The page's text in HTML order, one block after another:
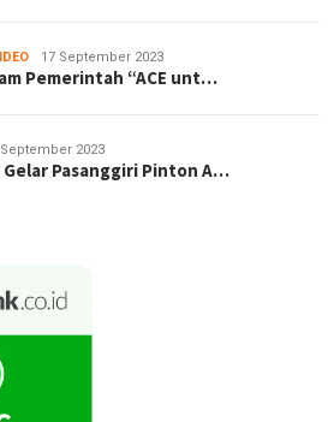
17 September 2023
Pemerintah “ACE unt…
2023
Gelar Pasanggiri Pinton A…